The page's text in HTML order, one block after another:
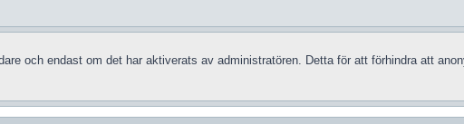
och endast om det har aktiverats av administratören. Detta för att förhindra att